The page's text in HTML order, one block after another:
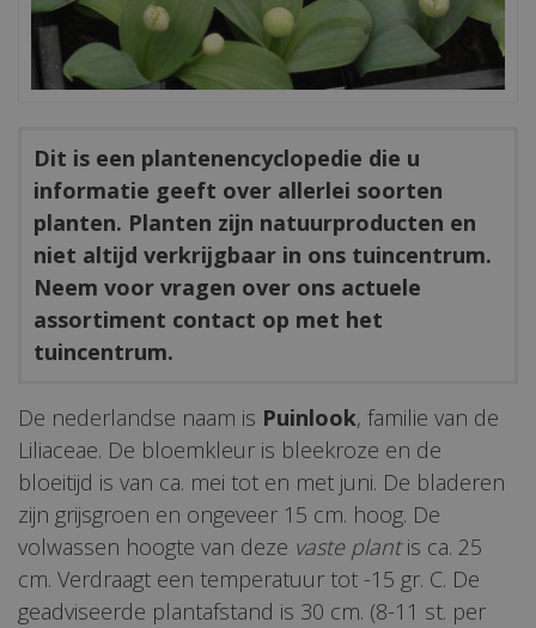
Dit is een plantenencyclopedie die u
informatie geeft over allerlei soorten
planten. Planten zijn natuurproducten en
niet altijd verkrijgbaar in ons tuincentrum.
Neem voor vragen over ons actuele
assortiment contact op met het
tuincentrum.
De nederlandse naam is Puinlook, familie van de
Liliaceae. De bloemkleur is bleekroze en de
bloeitijd is van ca. mei tot en met juni. De bladeren
zijn grijsgroen en ongeveer 15 cm. hoog. De
volwassen hoogte van deze vaste plantis ca. 25
cm. Verdraagt een temperatuur tot -15 gr. C. De
geadviseerde plantafstand is 30 cm. (8-11 st. per